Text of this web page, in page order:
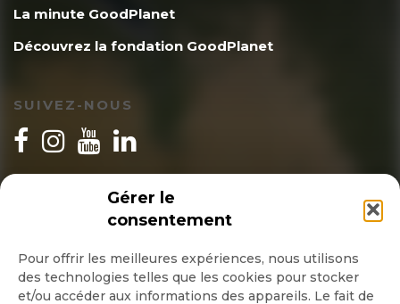
Gérer le
consentement
Pour offrir les meilleures expériences, nous utilisons
des technologies telles que les cookies pour stocker
et/ou accéder aux informations des appareils. Le fait de
La minute GoodPlanet
Découvrez la fondation GoodPlanet
SUIVEZ-NOUS
INSCRIPTION NEWSLETTER
Quotidienne